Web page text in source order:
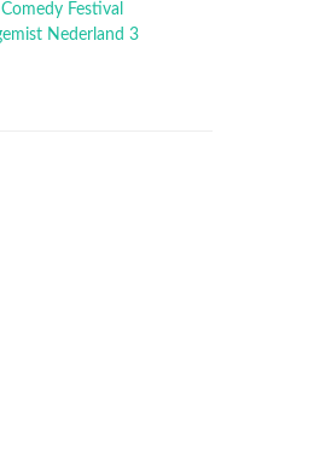
Festival
Nederland 3